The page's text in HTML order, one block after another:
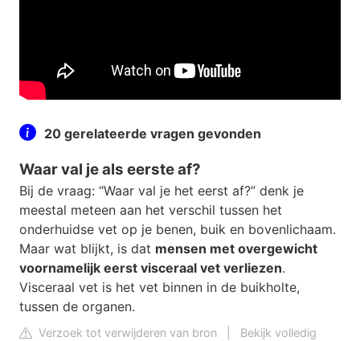
20 gerelateerde vragen gevonden
Waar val je als eerste af?
Bij de vraag: “Waar val je het eerst af?” denk je
meestal meteen aan het verschil tussen het
onderhuidse vet op je benen, buik en bovenlichaam.
Maar wat blijkt, is dat mensen met overgewicht
voornamelijk eerst visceraal vet verliezen.
Visceraal vet is het vet binnen in de buikholte,
tussen de organen.
Verzoek tot verwijderen van bron
Bekijk volledig